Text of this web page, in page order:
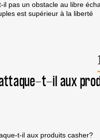
il pas un obstacle au libre
est supérieur à la liberté
t-il aux
t-il aux produits casher?